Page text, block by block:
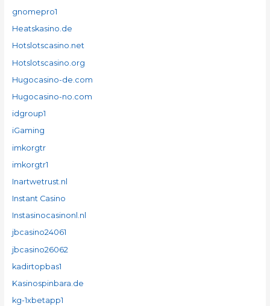
gnomepro1
Heatskasino.de
Hotslotscasino.net
Hotslotscasino.org
Hugocasino-de.com
Hugocasino-no.com
idgroup1
iGaming
imkorgtr
imkorgtr1
Inartwetrust.nl
Instant Casino
Instasinocasinonl.nl
jbcasino24061
jbcasino26062
kadirtopbas1
Kasinospinbara.de
kg-1xbetapp1